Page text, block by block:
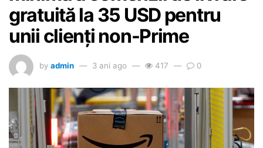
gratuită la 35 USD pentru
unii clienți non-Prime
by admin 3 ani ago 417 0